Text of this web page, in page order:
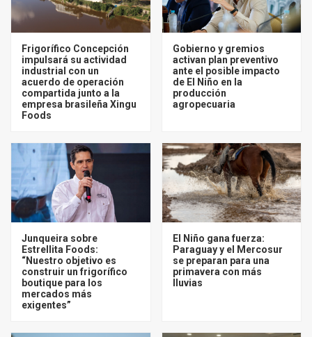
Frigorífico Concepción
impulsará su actividad
industrial con un
acuerdo de operación
compartida junto a la
empresa brasileña Xingu
Foods
Gobierno y gremios
activan plan preventivo
ante el posible impacto
de El Niño en la
producción
agropecuaria
Junqueira sobre
Estrellita Foods:
“Nuestro objetivo es
construir un frigorífico
boutique para los
mercados más
exigentes”
El Niño gana fuerza:
Paraguay y el Mercosur
se preparan para una
primavera con más
lluvias